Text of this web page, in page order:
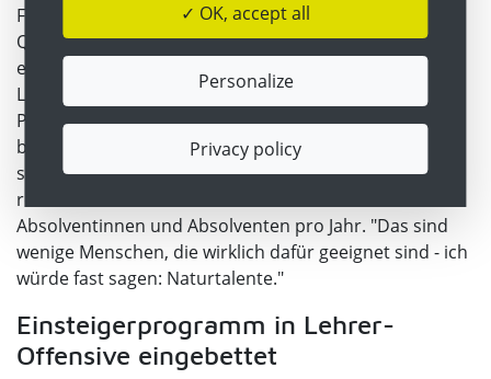
Für Bildungsminister Martin Polaschek können
Quereinsteigerinnen und Quereinsteiger freilich nur
eine punktuelle Ergänzungen zu vollausgebildeten
Lehrerinnen und Lehrern sein, wie er zuletzt bei einer
Podiumsdiskussion von "Neustart Schule" wieder
betonte. Es müsse sich um ein Programm mit sehr
strikten Zugangsregelungen handeln, das Ministerium
rechnet im Vollausbau mit 200 bis maximal 300
Absolventinnen und Absolventen pro Jahr. "Das sind
wenige Menschen, die wirklich dafür geeignet sind - ich
würde fast sagen: Naturtalente."
Einsteigerprogramm in Lehrer-
Offensive eingebettet
✓ OK, accept all
Personalize
Privacy policy